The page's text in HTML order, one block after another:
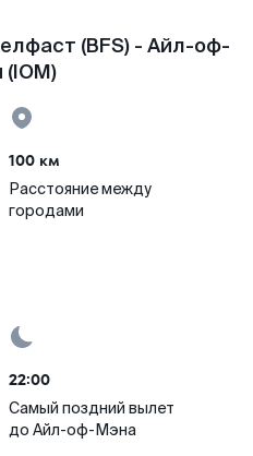
(BFS) - Айл-оф-
100 км
Расстояние между
городами
22:00
Самый поздний вылет
до Айл-оф-Мэна